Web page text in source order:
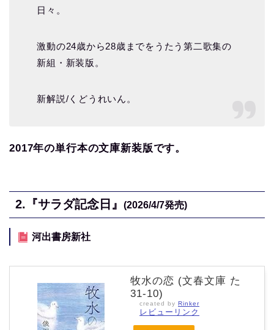
日々。
激動の24歳から28歳までをうたう第二歌集の
新組・新装版。
新解説/くどうれいん。
2017年の単行本の文庫新装版です。
2. 『サラダ記念日』 (2026/4/7発売)
河出書房新社
牧水の恋 (文春文庫 た
31-10)
created by Rinker
レビューリンク